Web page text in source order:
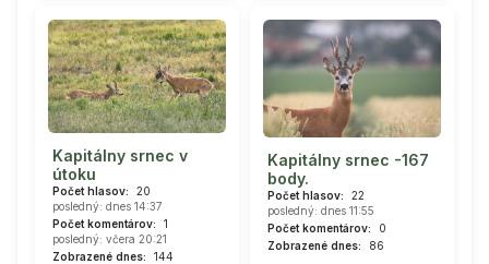
Kapitálny srnec v
útoku
Počet hlasov:
20
posledný: dnes 14:37
Počet komentárov:
1
posledný: včera 20:21
Zobrazené dnes:
144
Kapitálny srnec -167
body.
Počet hlasov:
22
posledný: dnes 11:55
Počet komentárov:
0
Zobrazené dnes:
86